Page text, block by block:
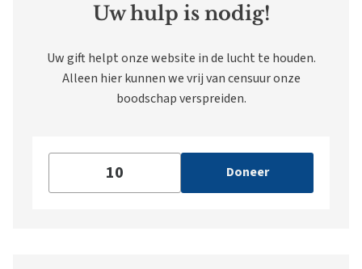
Uw hulp is nodig!
Uw gift helpt onze website in de lucht te houden.
Alleen hier kunnen we vrij van censuur onze
boodschap verspreiden.
Doneer